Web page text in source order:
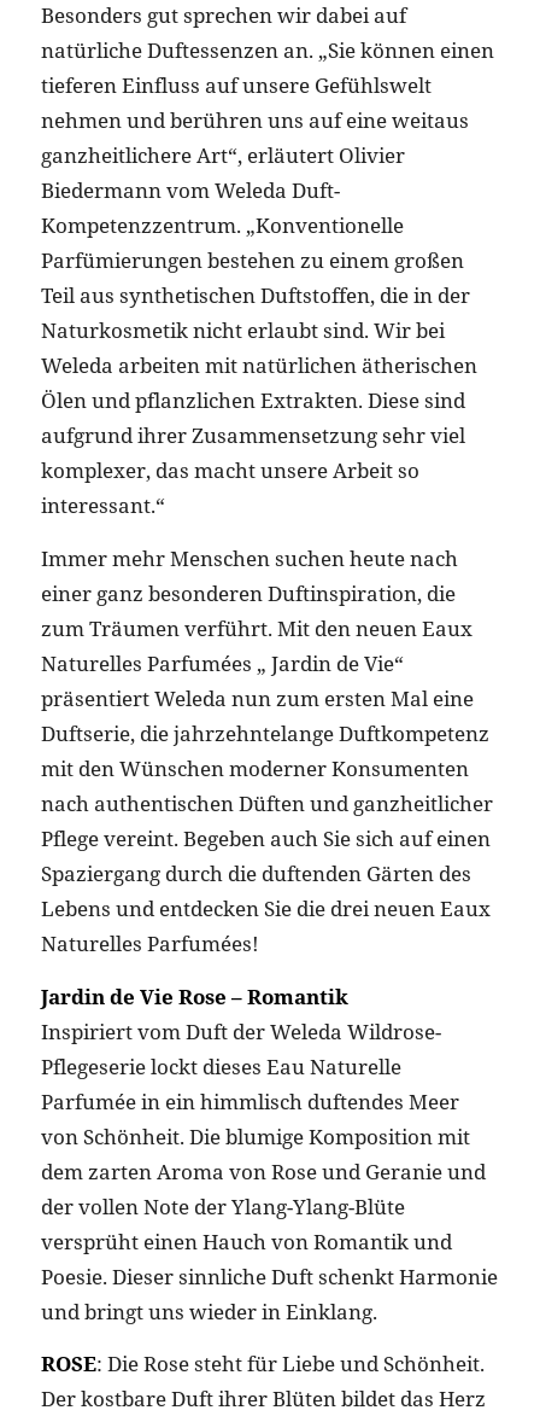
Besonders gut sprechen wir dabei auf
natürliche Duftessenzen an. „Sie können einen
tieferen Einfluss auf unsere Gefühlswelt
nehmen und berühren uns auf eine weitaus
ganzheitlichere Art“, erläutert Olivier
Biedermann vom Weleda Duft-
Kompetenzzentrum. „Konventionelle
Parfümierungen bestehen zu einem großen
Teil aus synthetischen Duftstoffen, die in der
Naturkosmetik nicht erlaubt sind. Wir bei
Weleda arbeiten mit natürlichen ätherischen
Ölen und pflanzlichen Extrakten. Diese sind
aufgrund ihrer Zusammensetzung sehr viel
komplexer, das macht unsere Arbeit so
interessant.“
Immer mehr Menschen suchen heute nach
einer ganz besonderen Duftinspiration, die
zum Träumen verführt. Mit den neuen Eaux
Naturelles Parfumées „ Jardin de Vie“
präsentiert Weleda nun zum ersten Mal eine
Duftserie, die jahrzehntelange Duftkompetenz
mit den Wünschen moderner Konsumenten
nach authentischen Düften und ganzheitlicher
Pflege vereint. Begeben auch Sie sich auf einen
Spaziergang durch die duftenden Gärten des
Lebens und entdecken Sie die drei neuen Eaux
Naturelles Parfumées!
Jardin de Vie Rose – Romantik
Inspiriert vom Duft der Weleda Wildrose-
Pflegeserie lockt dieses Eau Naturelle
Parfumée in ein himmlisch duftendes Meer
von Schönheit. Die blumige Komposition mit
dem zarten Aroma von Rose und Geranie und
der vollen Note der Ylang-Ylang-Blüte
versprüht einen Hauch von Romantik und
Poesie. Dieser sinnliche Duft schenkt Harmonie
und bringt uns wieder in Einklang.
ROSE: Die Rose steht für Liebe und Schönheit.
Der kostbare Duft ihrer Blüten bildet das Herz